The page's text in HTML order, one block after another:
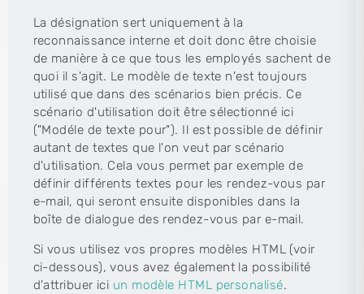
La désignation sert uniquement à la
reconnaissance interne et doit donc être choisie
de manière à ce que tous les employés sachent de
quoi il s'agit. Le modèle de texte n'est toujours
utilisé que dans des scénarios bien précis. Ce
scénario d'utilisation doit être sélectionné ici
("Modéle de texte pour"). Il est possible de définir
autant de textes que l'on veut par scénario
d'utilisation. Cela vous permet par exemple de
définir différents textes pour les rendez-vous par
e-mail, qui seront ensuite disponibles dans la
boîte de dialogue des rendez-vous par e-mail.
Si vous utilisez vos propres modèles HTML (voir
ci-dessous), vous avez également la possibilité
d'attribuer ici un modèle HTML personalisé.